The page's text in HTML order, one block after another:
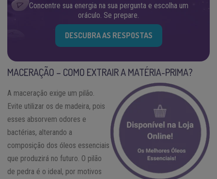
Concentre sua energia na sua pergunta e escolha um
oráculo. Se prepare.
DESCUBRA AS RESPOSTAS
MACERAÇÃO – COMO EXTRAIR A MATÉRIA-PRIMA?
A maceração exige um pilão.
Evite utilizar os de madeira, pois
esses absorvem odores e
bactérias, alterando a
composição dos óleos essenciais
que produzirá no futuro. O pilão
de pedra é o ideal, por motivos